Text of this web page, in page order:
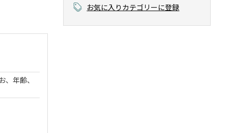
お気に入りカテゴリーに登録
年齢、